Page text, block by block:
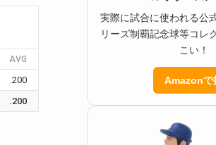
AVG
.200
.200
実際に試合に使われる公
リーズ制覇記念球等コレ
こい！
Amazonで